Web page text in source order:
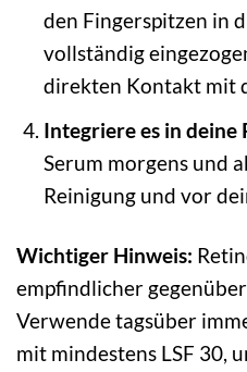
den Fingerspitzen in
vollständig
direkten Kontakt mit
Integriere es in deine
Serum morgens und
Reinigung und vor
Wichtiger Hinweis:
empfindlicher
Verwende tagsüber
mit mindestens LSF 30,